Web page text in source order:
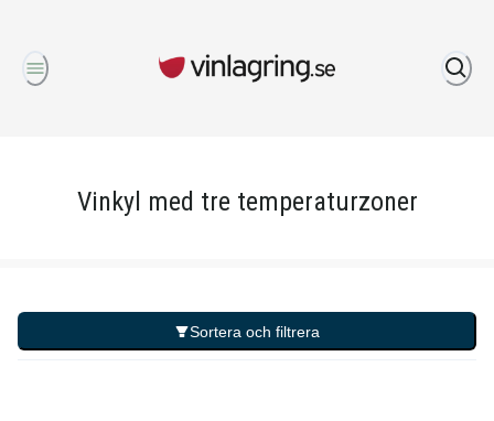
Vinkyl med tre temperaturzoner
Sortera och filtrera